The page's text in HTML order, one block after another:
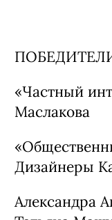
по нулевым
планами на
идеальный